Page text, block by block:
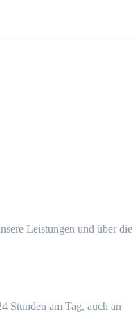
Leistungen und über die
Stunden am Tag, auch an